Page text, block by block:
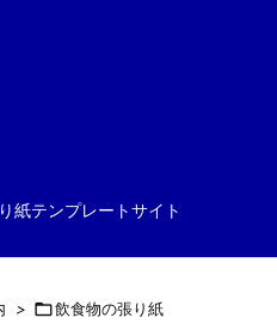
紙テンプレートサイト
> 飲食物の張り紙